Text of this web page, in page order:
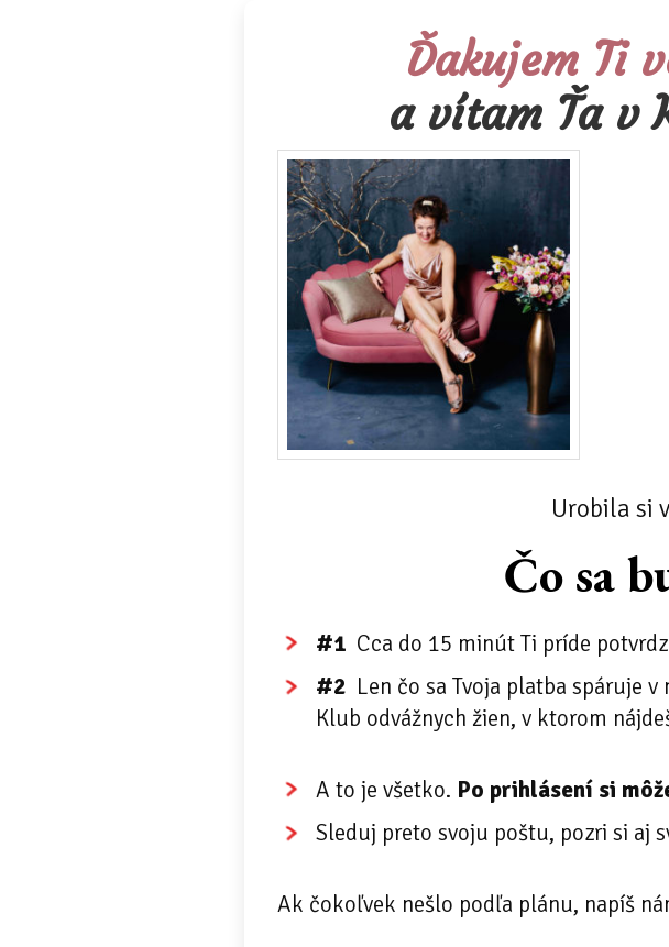
Ďakujem Ti
a vítam Ťa v
Urobila si
Čo sa
#1 Cca do 15 minút Ti príde
#2 Len čo sa Tvoja platba spáruje
Klub odvážnych žien, v ktorom
A to je všetko. Po prihlásení si
Sleduj preto svoju poštu, pozri si aj
Ak čokoľvek nešlo podľa plánu, napíš